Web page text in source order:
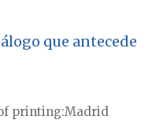
que antecede
printing Madrid